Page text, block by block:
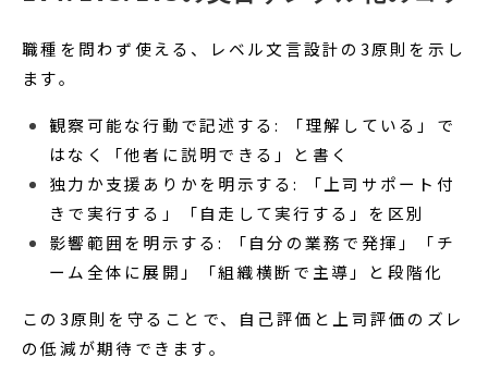
職種を問わず使える、レベル文言設計の3原則を示し
ます。
観察可能な行動で記述する: 「理解している」で
はなく「他者に説明できる」と書く
独力か支援ありかを明示する: 「上司サポート付
きで実行する」「自走して実行する」を区別
影響範囲を明示する: 「自分の業務で発揮」「チ
ーム全体に展開」「組織横断で主導」と段階化
この3原則を守ることで、自己評価と上司評価のズレ
の低減が期待できます。